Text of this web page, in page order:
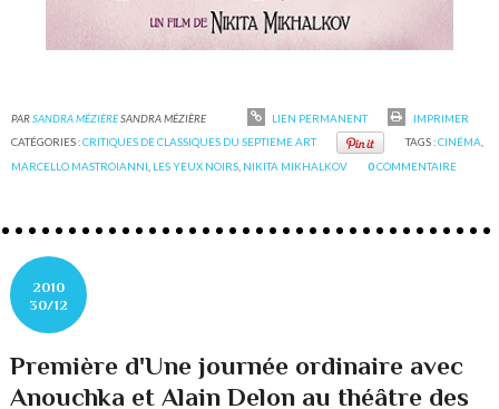
PARSANDRA MÉZIÈRESANDRA MÉZIÈRE LIEN PERMANENT
IMPRIMER
CATÉGORIES :CRITIQUES DE CLASSIQUES DU SEPTIEME ART TAGS :CINÉMA
MARCELLO MASTROIANNI LES YEUX NOIRS NIKITA MIKHALKOV 0COMMENTAIRE
2010
30/12
Première d'Une journée ordinaire avec
Anouchka et Alain Delon au théâtre des